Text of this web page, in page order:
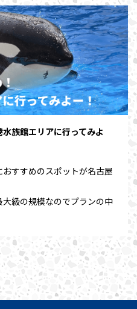
族館エリアに行ってみよ
すすめのスポットが名古屋
級の規模なのでプランの中